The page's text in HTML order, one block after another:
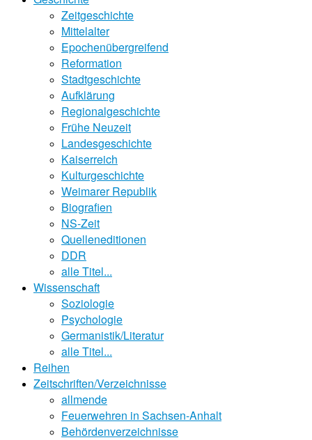
Zeitgeschichte
Mittelalter
Epochenübergreifend
Reformation
Stadtgeschichte
Aufklärung
Regionalgeschichte
Frühe Neuzeit
Landesgeschichte
Kaiserreich
Kulturgeschichte
Weimarer Republik
Biografien
NS-Zeit
Quelleneditionen
DDR
alle Titel...
Wissenschaft
Soziologie
Psychologie
Germanistik/Literatur
alle Titel...
Reihen
Zeitschriften/Verzeichnisse
allmende
Feuerwehren in Sachsen-Anhalt
Behördenverzeichnisse